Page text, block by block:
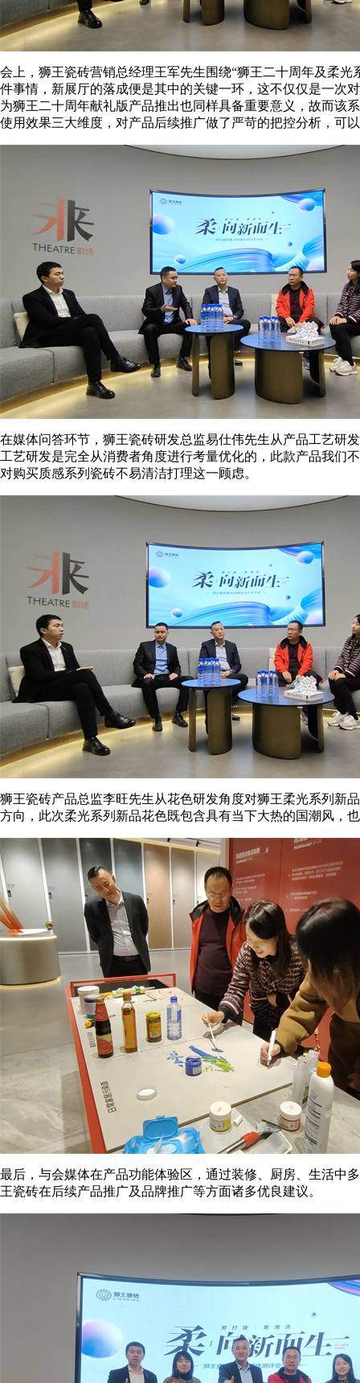
会上，狮王瓷砖营销总经理王军先生围绕“狮王二十周年及柔
件事情，新展厅的落成便是其中的关键一环，这不仅仅是一次
为狮王二十周年献礼版产品推出也同样具备重要意义，故而该
使用效果三大维度，对产品后续推广做了严苛的把控分析，可
在媒体问答环节，狮王瓷砖研发总监易仕伟先生从产品工艺研
工艺研发是完全从消费者角度进行考量优化的，此款产品我们
对购买质感系列瓷砖不易清洁打理这一顾虑。
狮王瓷砖产品总监李旺先生从花色研发角度对狮王柔光系列新
方向，此次柔光系列新品花色既包含具有当下大热的国潮风，
最后，与会媒体在产品功能体验区，通过装修、厨房、生活中
王瓷砖在后续产品推广及品牌推广等方面诸多优良建议。